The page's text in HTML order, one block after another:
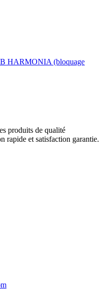
HARMONIA (bloquage
produits de qualité
rapide et satisfaction garantie.